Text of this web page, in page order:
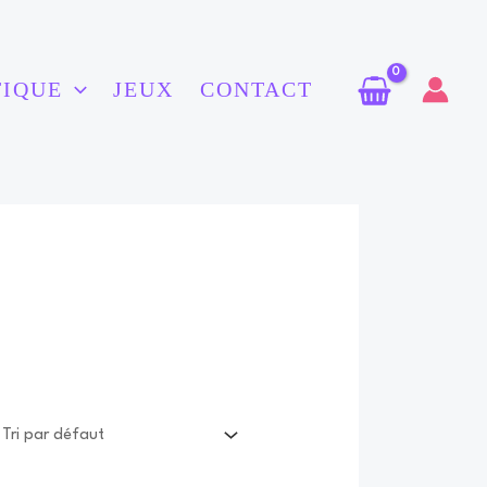
JEUX CONTACT